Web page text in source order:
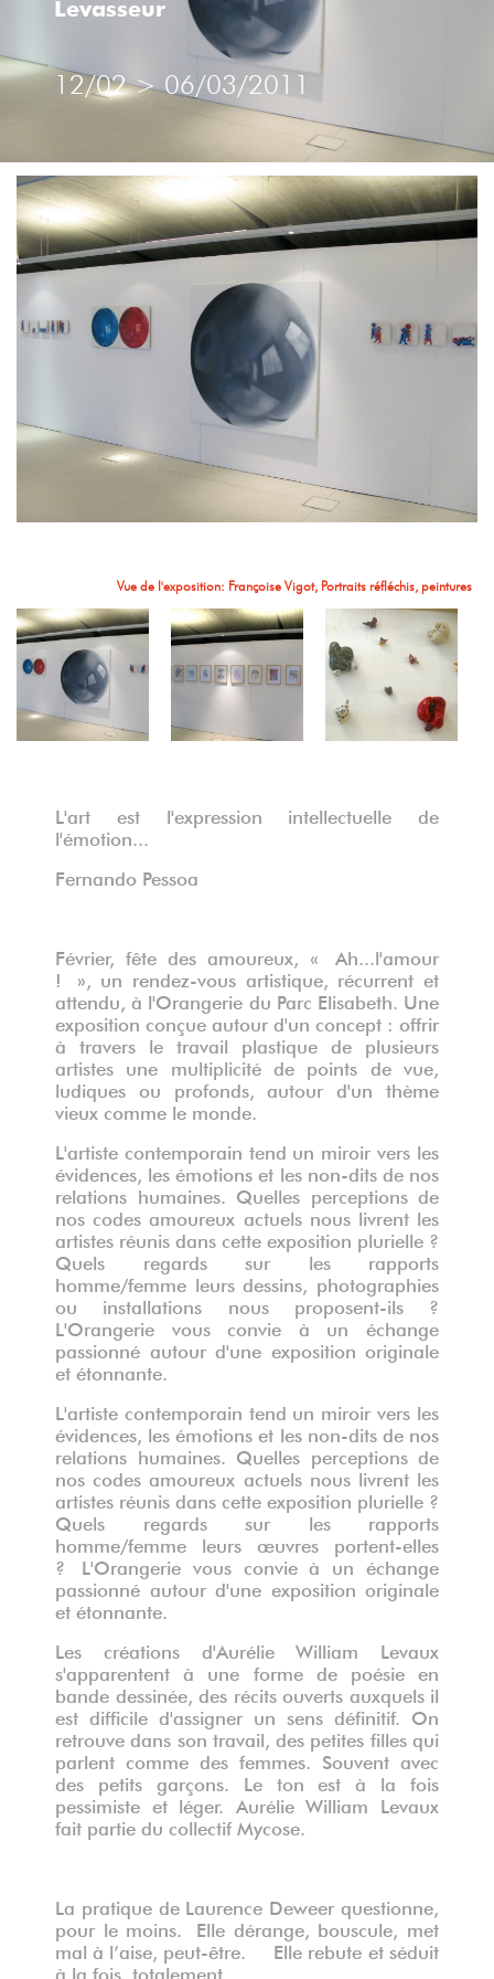
Levasseur
12/02 > 06/03/2011
Vue de l'exposition: Françoise Vigot, Portraits réfléchis, peintures
Vue de l'exposition: Aurélie William levaux, Menses ante Rosam, broderie
Vue de l'exposition: Laurence Deweer, coeurs en céramique
Vue de l'exposition: Laurence Deweer, coeurs en céramique
Vue de l'exposition: Aurélie William-Levaux,Yves Levasseur
Vue de l'exposition: Aurélie William-Levaux,Yves Levasseur, Françoise Vigot
Vue de l'exposition: Françoise Vigot, Portrait réfléchi, Toys, peinture
L'art est l'expression intellectuelle de
l'émotion...
Fernando Pessoa
Février, fête des amoureux, « Ah...l'amour
! », un rendez-vous artistique, récurrent et
attendu, à l'Orangerie du Parc Elisabeth. Une
exposition conçue autour d'un concept : offrir
à travers le travail plastique de plusieurs
artistes une multiplicité de points de vue,
ludiques ou profonds, autour d'un thème
vieux comme le monde.
L'artiste contemporain tend un miroir vers les
évidences, les émotions et les non-dits de nos
relations humaines. Quelles perceptions de
nos codes amoureux actuels nous livrent les
artistes réunis dans cette exposition plurielle ?
Quels regards sur les rapports
homme/femme leurs dessins, photographies
ou installations nous proposent-ils ?
L'Orangerie vous convie à un échange
passionné autour d'une exposition originale
et étonnante.
L'artiste contemporain tend un miroir vers les
évidences, les émotions et les non-dits de nos
relations humaines. Quelles perceptions de
nos codes amoureux actuels nous livrent les
artistes réunis dans cette exposition plurielle ?
Quels regards sur les rapports
homme/femme leurs œuvres portent-elles
? L'Orangerie vous convie à un échange
passionné autour d'une exposition originale
et étonnante.
Les créations d'Aurélie William Levaux
s'apparentent à une forme de poésie en
bande dessinée, des récits ouverts auxquels il
est difficile d'assigner un sens définitif. On
retrouve dans son travail, des petites filles qui
parlent comme des femmes. Souvent avec
des petits garçons. Le ton est à la fois
pessimiste et léger. Aurélie William Levaux
fait partie du collectif Mycose.
La pratique de Laurence Deweer questionne,
pour le moins. Elle dérange, bouscule, met
mal à l’aise, peut-être. Elle rebute et séduit
à la fois, totalement.